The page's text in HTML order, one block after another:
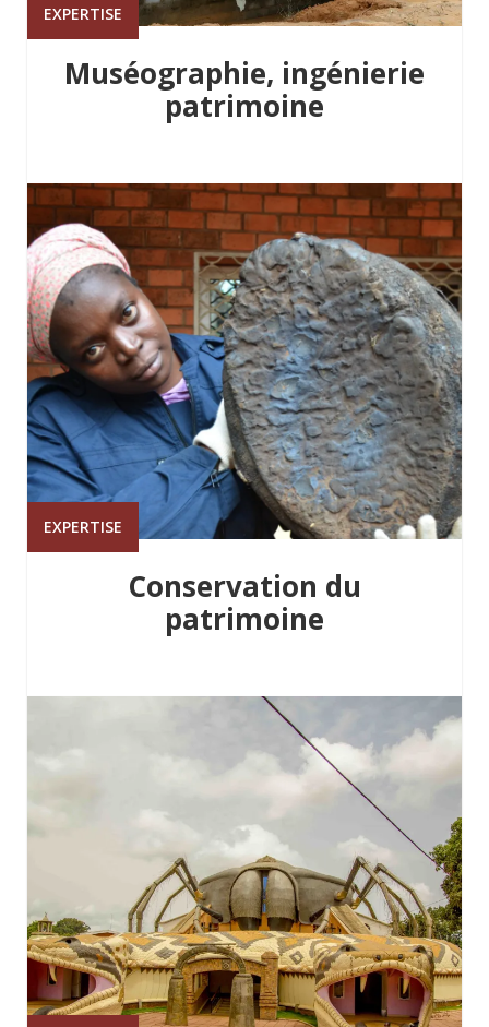
EXPERTISE
Muséographie, ingénierie
patrimoine
EXPERTISE
Conservation du
patrimoine